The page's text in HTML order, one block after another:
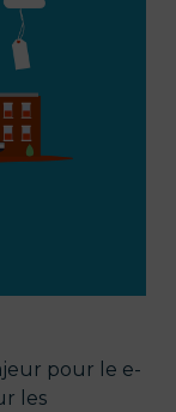
pour le e-
les